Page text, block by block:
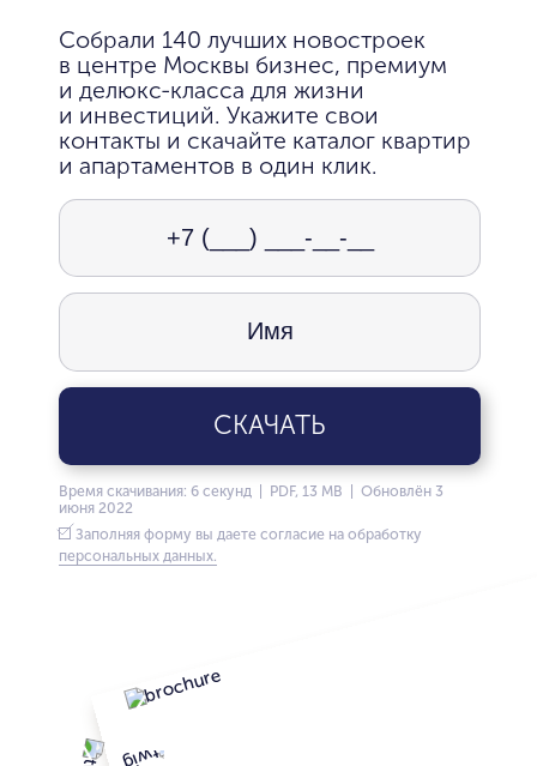
Собрали 140 лучших новостроек
в центре Москвы бизнес, премиум
и делюкс-класса для жизни
и инвестиций. Укажите свои
контакты и скачайте каталог квартир
и апартаментов в один клик.
СКАЧАТЬ
Время скачивания: 6 секунд | PDF, 13 MB | Обновлён 3
июня 2022
Заполняя форму вы даете согласие на обработку
персональных данных.